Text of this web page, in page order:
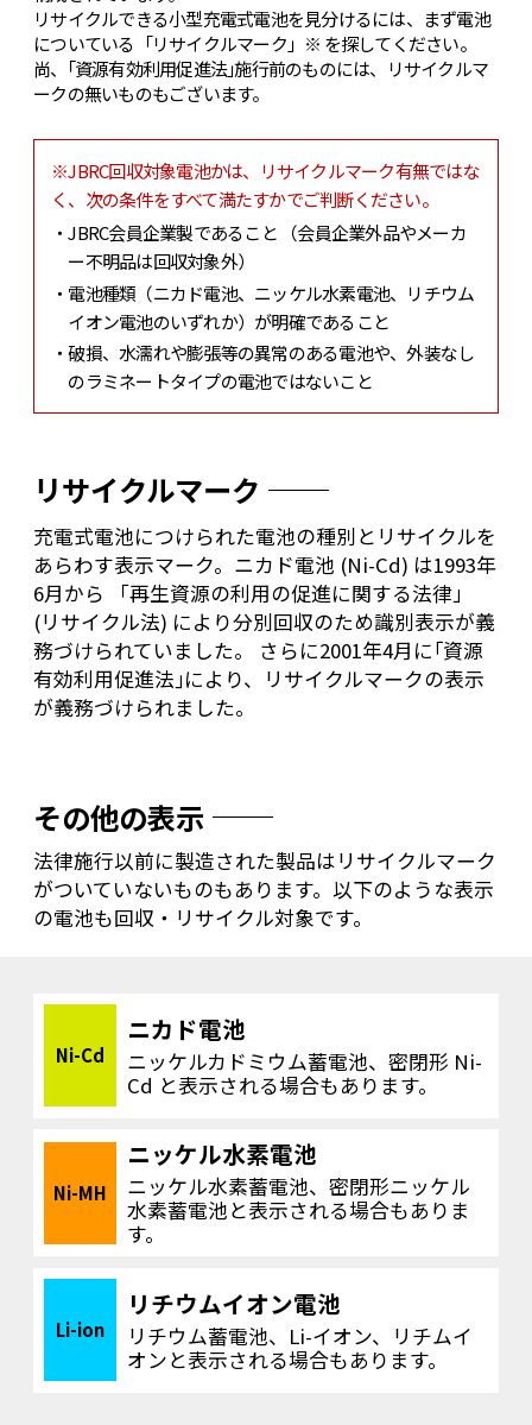
リサイクルできる小型充電式電池を見分けるには、まず電池
についている「リサイクルマーク」※ を探してください。
尚、｢資源有効利用促進法｣施行前のものには、リサイクルマ
ークの無いものもございます。
※JBRC回収対象電池かは、リサイクルマーク有無ではな
く、次の条件をすべて満たすかでご判断ください。
JBRC会員企業製であること （会員企業外品やメーカ
ー不明品は回収対象外）
電池種類（ニカド電池、ニッケル水素電池、リチウム
イオン電池のいずれか）が明確であること
破損、水濡れや膨張等の異常のある電池や、外装なし
のラミネートタイプの電池ではないこと
リサイクルマーク
充電式電池につけられた電池の種別とリサイクルを
あらわす表示マーク。ニカド電池 (Ni-Cd) は1993年
6月から 「再生資源の利用の促進に関する法律」
(リサイクル法) により分別回収のため識別表示が義
務づけられていました。 さらに2001年4月に｢資源
有効利用促進法｣により、リサイクルマークの表示
が義務づけられました。
その他の表示
法律施行以前に製造された製品はリサイクルマーク
がついていないものもあります。以下のような表示
の電池も回収・リサイクル対象です。
Ni-Cd
ニカド電池
ニッケルカドミウム蓄電池、密閉形 Ni-
Cd と表示される場合もあります。
Ni-MH
ニッケル水素電池
ニッケル水素蓄電池、密閉形ニッケル
水素蓄電池と表示される場合もありま
す。
Li-ion
リチウムイオン電池
リチウム蓄電池、Li-イオン、リチムイ
オンと表示される場合もあります。